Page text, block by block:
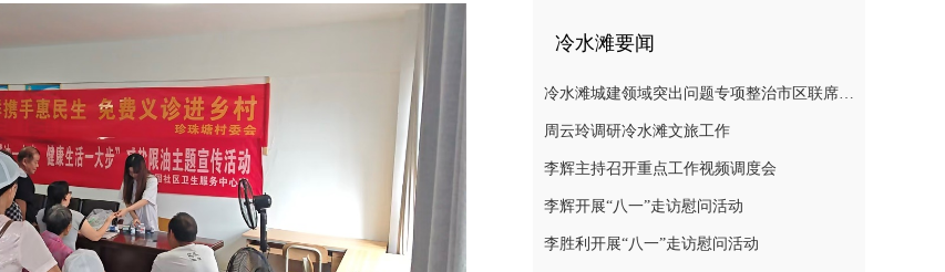
冷水滩要闻
冷水滩城建领域突出问题专项整治市区联席会议召开
周云玲调研冷水滩文旅工作
李辉主持召开重点工作视频调度会
李辉开展“八一”走访慰问活动
李胜利开展“八一”走访慰问活动